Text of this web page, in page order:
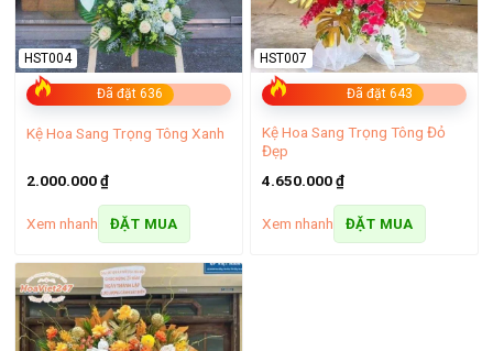
Đã đặt 636
HST004
Kệ Hoa Sang Trọng Tông Xanh
2.000.000₫
Xem nhanh ĐẶT MUA
Đã đặt 643
HST007
Kệ Hoa Sang Trọng Tông Đỏ
Đẹp
4.650.000₫
Xem nhanh ĐẶT MUA